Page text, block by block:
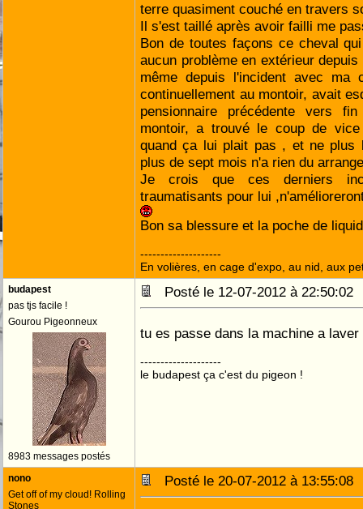
terre quasiment couché en travers
Il s'est taillé après avoir failli me
Bon de toutes façons ce cheval
aucun problème en extérieur
même depuis l'incident avec ma
continuellement au montoir, avait
pensionnaire précédente vers
montoir, a trouvé le coup de
quand ça lui plait pas , et ne plus
plus de sept mois n'a rien du
Je crois que ces derniers
traumatisants pour lui
Bon sa blessure et la poche de
--------------------
En volières, en cage d'expo, au nid, aux
budapest
pas tjs facile !
Gourou Pigeonneux
8983 messages postés
Posté le 12-07-2012 à
tu es passe dans la machine a laver
--------------------
le budapest ça c'est du pigeon !
nono
Get off of my cloud! Rolling
Stones
Posté le 20-07-2012 à